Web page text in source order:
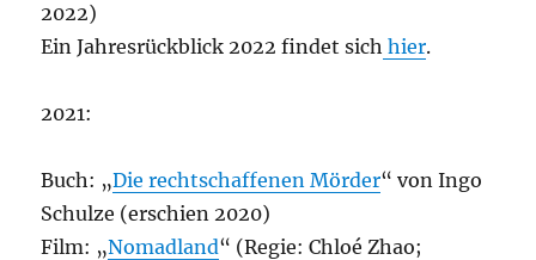
2022)
Ein Jahresrückblick 2022 findet sich hier.
2021:
Buch: „Die rechtschaffenen Mörder“ von Ingo
Schulze (erschien 2020)
Film: „Nomadland“ (Regie: Chloé Zhao;